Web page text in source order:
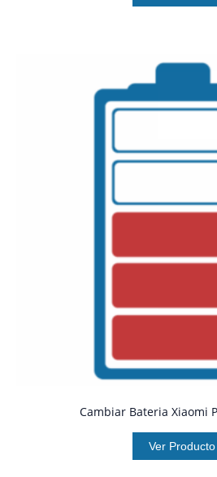
Cambiar Bateria Xiaomi
Ver Producto